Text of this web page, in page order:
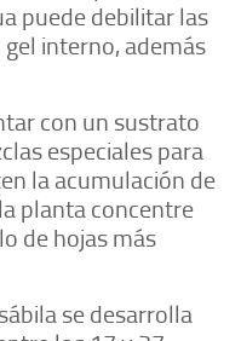
puede debilitar las
interno, además
con un sustrato
especiales para
la acumulación de
planta concentre
de hojas más
se desarrolla